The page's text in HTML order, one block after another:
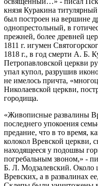
князя Куракина
был построен на вершине
однопрестольный, в
прежней, более древней
1811 г. игумен
1818 г., в год смерти А. Б.
Петропавловской церкви
упал купол, разрушив
не имелось причта,
Николаевской церкви,
городища.
«Живописные развалины
последнего упокоения
предание, что в то время,
колокол Вревской церкви,
находящееся у подошвы
погребальным звоном,» -
Б. Л. Модзалевский. Около
Вревских, а в развалинах